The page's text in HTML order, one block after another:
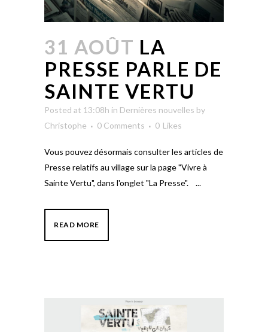
31 AOÛT LA
PRESSE PARLE DE
SAINTE VERTU
Posted at 13:08h in Dernières nouvelles by
Christophe
0 Comments 0 Likes
Vous pouvez désormais consulter les articles de
Presse relatifs au village sur la page "Vivre à
Sainte Vertu", dans l'onglet "La Presse". ...
READ MORE